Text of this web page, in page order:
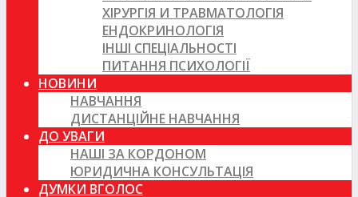
ХІРУРГІЯ И ТРАВМАТОЛОГІЯ
ЕНДОКРИНОЛОГІЯ
ІНШІ СПЕЦІАЛЬНОСТІ
ПИТАННЯ ПСИХОЛОГІЇ
НОВИНИ
НАВЧАННЯ
ДИСТАНЦІЙНЕ НАВЧАННЯ
ДО УВАГИ
НАШІ ЗА КОРДОНОМ
ЮРИДИЧНА КОНСУЛЬТАЦІЯ
ДУМКИ ВГОЛОС